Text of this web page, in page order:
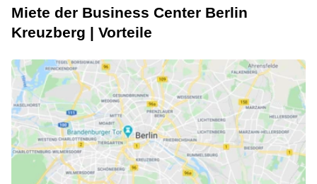
Miete der Business Center Berlin
Kreuzberg | Vorteile